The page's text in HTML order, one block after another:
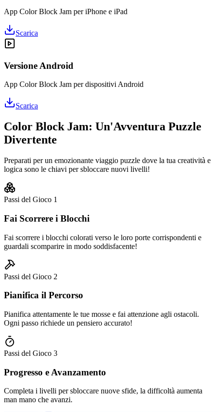
App Color Block Jam per iPhone e iPad
Scarica
Versione Android
App Color Block Jam per dispositivi Android
Scarica
Color Block Jam: Un'Avventura Puzzle
Divertente
Preparati per un emozionante viaggio puzzle dove la tua creatività e
logica sono le chiavi per sbloccare nuovi livelli!
Passi del Gioco 1
Fai Scorrere i Blocchi
Fai scorrere i blocchi colorati verso le loro porte corrispondenti e
guardali scomparire in modo soddisfacente!
Passi del Gioco 2
Pianifica il Percorso
Pianifica attentamente le tue mosse e fai attenzione agli ostacoli.
Ogni passo richiede un pensiero accurato!
Passi del Gioco 3
Progresso e Avanzamento
Completa i livelli per sbloccare nuove sfide, la difficoltà aumenta
man mano che avanzi.